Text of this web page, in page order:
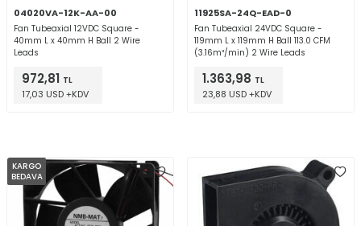
04020VA-12K-AA-00
Fan Tubeaxial 12VDC Square -
40mm L x 40mm H Ball 2 Wire
Leads
972,81 TL
17,03 USD +KDV
11925SA-24Q-EAD-0
Fan Tubeaxial 24VDC Square -
119mm L x 119mm H Ball 113.0 CFM
(3.16m³/min) 2 Wire Leads
1.363,98 TL
23,88 USD +KDV
KARGO
BEDAVA